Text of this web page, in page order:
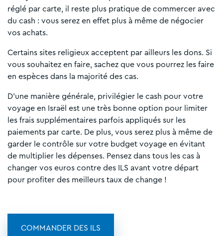
réglé par carte, il reste plus pratique de commercer avec
du cash : vous serez en effet plus à même de négocier
vos achats.
Certains sites religieux acceptent par ailleurs les dons. Si
vous souhaitez en faire, sachez que vous pourrez les faire
en espèces dans la majorité des cas.
D'une manière générale, privilégier le cash pour votre
voyage en Israël est une très bonne option pour limiter
les frais supplémentaires parfois appliqués sur les
paiements par carte. De plus, vous serez plus à même de
garder le contrôle sur votre budget voyage en évitant
de multiplier les dépenses. Pensez dans tous les cas à
changer vos euros contre des ILS avant votre départ
pour profiter des meilleurs taux de change !
COMMANDER DES ILS